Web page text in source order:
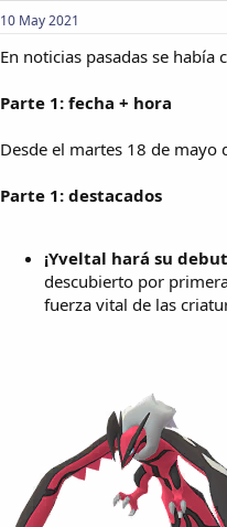
10 May 2021
En noticias pasadas se
Parte 1: fecha + hora
Desde el martes 18 de mayo
Parte 1: destacados
¡Yveltal hará su
descubierto por
fuerza vital de las